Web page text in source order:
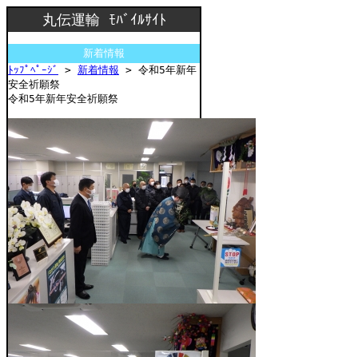
丸伝運輸 ﾓﾊﾞｲﾙｻｲﾄ
新着情報
ﾄｯﾌﾟﾍﾟｰｼﾞ
> 新着情報 > 令和5年新年
安全祈願祭
令和5年新年安全祈願祭